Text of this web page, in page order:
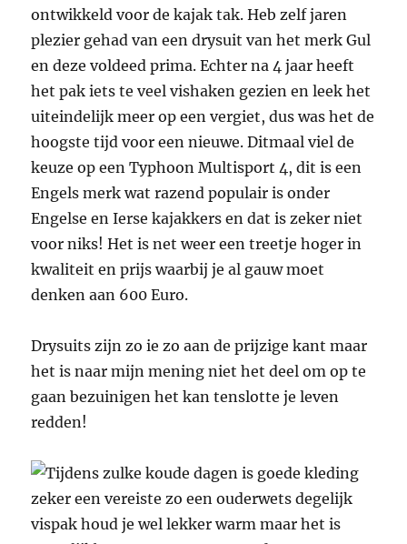
ontwikkeld voor de kajak tak. Heb zelf jaren
plezier gehad van een drysuit van het merk Gul
en deze voldeed prima. Echter na 4 jaar heeft
het pak iets te veel vishaken gezien en leek het
uiteindelijk meer op een vergiet, dus was het de
hoogste tijd voor een nieuwe. Ditmaal viel de
keuze op een Typhoon Multisport 4, dit is een
Engels merk wat razend populair is onder
Engelse en Ierse kajakkers en dat is zeker niet
voor niks! Het is net weer een treetje hoger in
kwaliteit en prijs waarbij je al gauw moet
denken aan 600 Euro.
Drysuits zijn zo ie zo aan de prijzige kant maar
het is naar mijn mening niet het deel om op te
gaan bezuinigen het kan tenslotte je leven
redden!